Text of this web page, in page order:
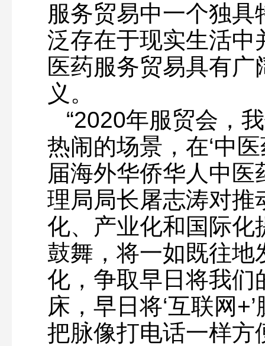
服务贸易中一个独
泛存在于现实生活中
医药服务贸易具有
义。
“2020年服贸会，
热闹的场景，在‘中
届海外华侨华人中医
理局局长屠志涛对推
化、产业化和国际化
鼓舞，将一如既往地
化，争取早日将我们
床，早日将‘互联网
把脉像打电话一样方